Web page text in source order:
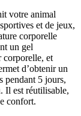
votre animal
et de jeux,
corporelle
un gel
corporelle, et
d’obtenir un
pendant 5 jours,
Il est réutilisable,
confort.